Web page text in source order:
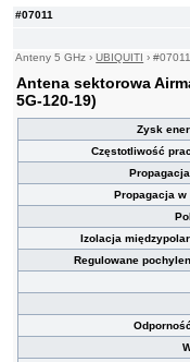
#07011
Anteny 5 GHz ›UBIQUITI ›#07011
Antena sektorowa
5G-120-19)
Zysk
Częstotliwość
Propagacja w
Izolacja
Regulowane